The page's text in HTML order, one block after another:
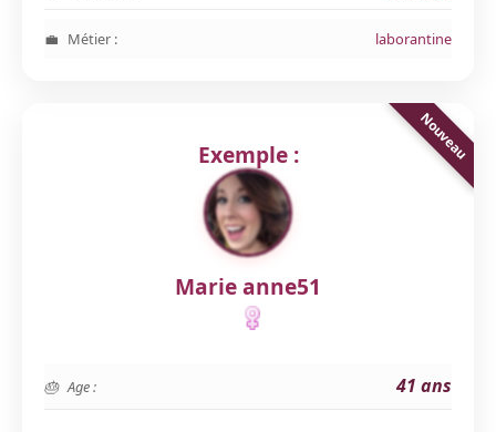
Métier : laborantine
Exemple :
Marie anne51
Age : 41 ans